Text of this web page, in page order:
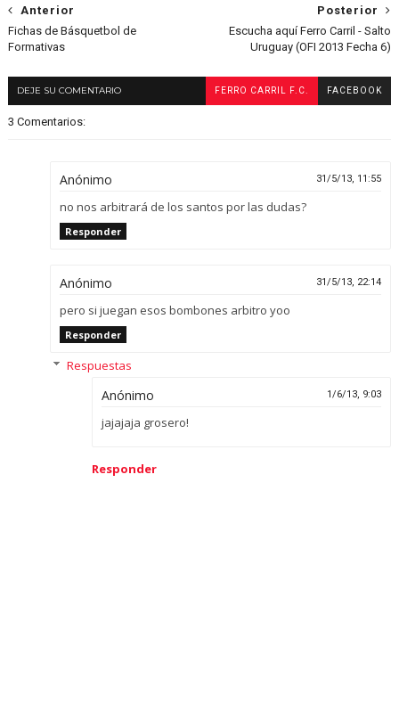
Posterior
Escucha aquí Ferro Carril - Salto
Uruguay (OFI 2013 Fecha 6)
Anterior
Fichas de Básquetbol de
Formativas
DEJE SU COMENTARIO FERRO CARRIL F.C. FACEBOOK
3 Comentarios:
Anónimo 31/5/13, 11:55
no nos arbitrará de los santos por las dudas?
Responder
Anónimo 31/5/13, 22:14
pero si juegan esos bombones arbitro yoo
Responder
Respuestas
Anónimo 1/6/13, 9:03
jajajaja grosero!
Responder